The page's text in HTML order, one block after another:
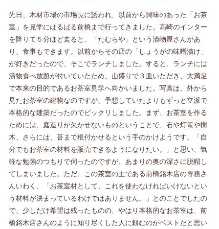
先日、木材市場の市場長に誘われ、以前から興味のあった「お茶
室」を見学にはるばる前橋まで行ってきました。高崎のインター
を降りて５分ほど走ると、「たむらや」という漬物屋さんがあ
り、食事もできます。以前からその店の「しょうがの味噌漬け」
が好きだったので、そこでランチしました。すると、ランチには
漬物食べ放題が付いていたため、山盛りで３皿いただき、大満足
で本来の目的であるお茶室見学へ向かいました。写真は、外から
見たお茶室の建物なのですが、予想していたよりもずっと立派で
本格的な建築だったのでビックリしました。まず、お茶室を作る
ためには、庭造りが欠かせないものということで、石や灯篭や樹
木、さらには、苔まで根付かせるという手のかけようです。「自
分でもお茶室の材料を販売できるようになりたい。」と思い、気
軽な勉強のつもりで伺ったのですが、あまりの奥の深さに脱帽し
てしまいました。ただ、この茶室の主である前橋銘木店の専務さ
んいわく、「お茶室材として、これを使わなければいけないとい
う材料が決まっているわけではありません。」とのことでしたの
で、少しだけ希望は残ったものの、やはり本格的なお茶室は、前
橋銘木店さんのように知り尽くした人に頼むのがベストだと思い